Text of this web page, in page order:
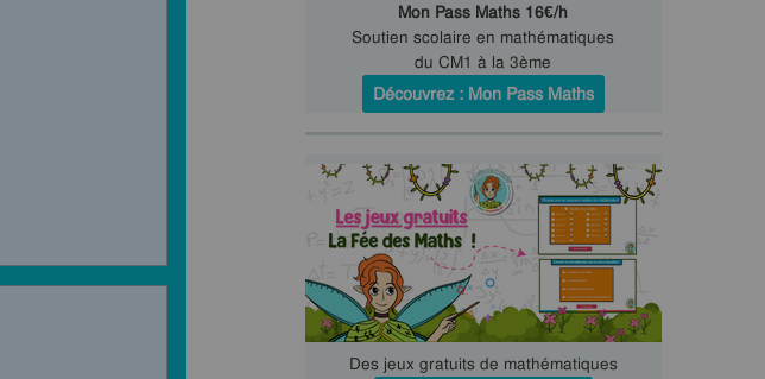
Mon Pass Maths 16€/h
Soutien scolaire en mathématiques
du CM1 à la 3ème
Découvrez : Mon Pass Maths
Des jeux gratuits de mathématiques